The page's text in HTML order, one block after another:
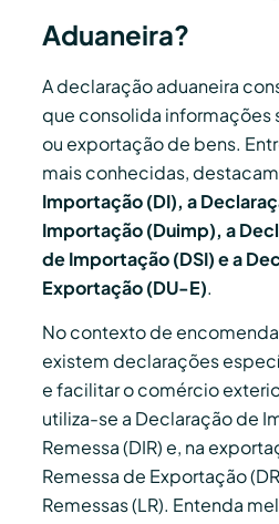
Aduaneira?
A declaração aduaneira
que consolida informações
ou exportação de bens.
mais conhecidas,
Importação (DI), a
Importação (Duimp), a
de Importação (DSI) e a
Exportação (DU-E).
No contexto de
existem declarações
e facilitar o comércio
utiliza-se a Declaração de
Remessa (DIR) e, na
Remessa de Exportação
Remessas (LR). Entenda